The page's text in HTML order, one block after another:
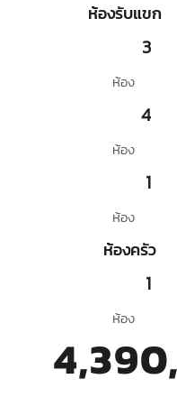
ห้องรับแขก
3
ห้อง
4
ห้อง
1
ห้อง
ห้องครัว
1
ห้อง